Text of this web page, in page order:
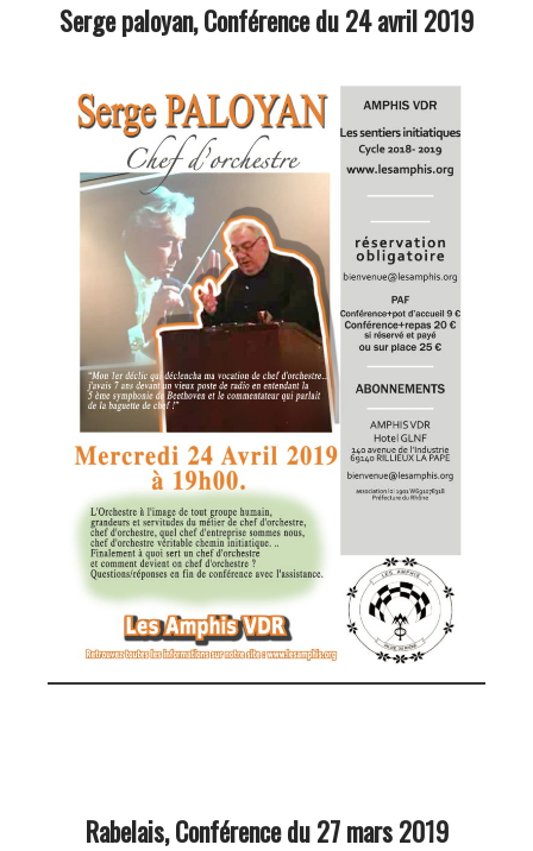
Serge paloyan, Conférence du 24 avril 2019
Rabelais, Conférence du 27 mars 2019